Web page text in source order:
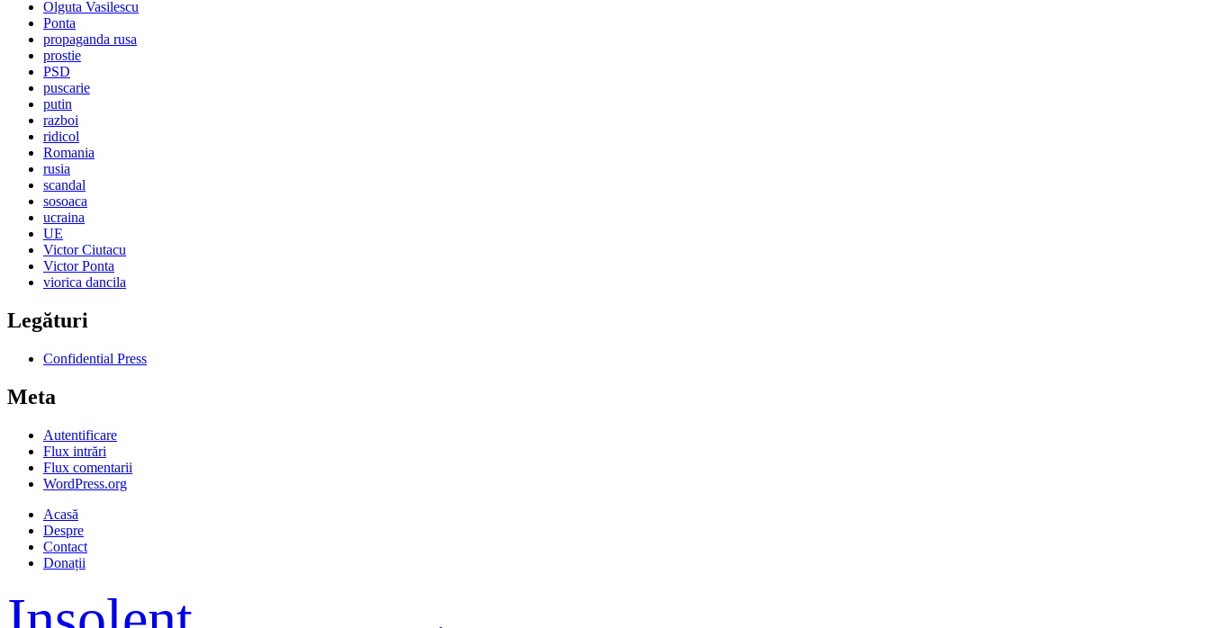
Olguta Vasilescu
Ponta
propaganda rusa
prostie
PSD
puscarie
putin
razboi
ridicol
Romania
rusia
scandal
sosoaca
ucraina
UE
Victor Ciutacu
Victor Ponta
viorica dancila
Legături
Confidential Press
Meta
Autentificare
Flux intrări
Flux comentarii
WordPress.org
Acasă
Despre
Contact
Donații